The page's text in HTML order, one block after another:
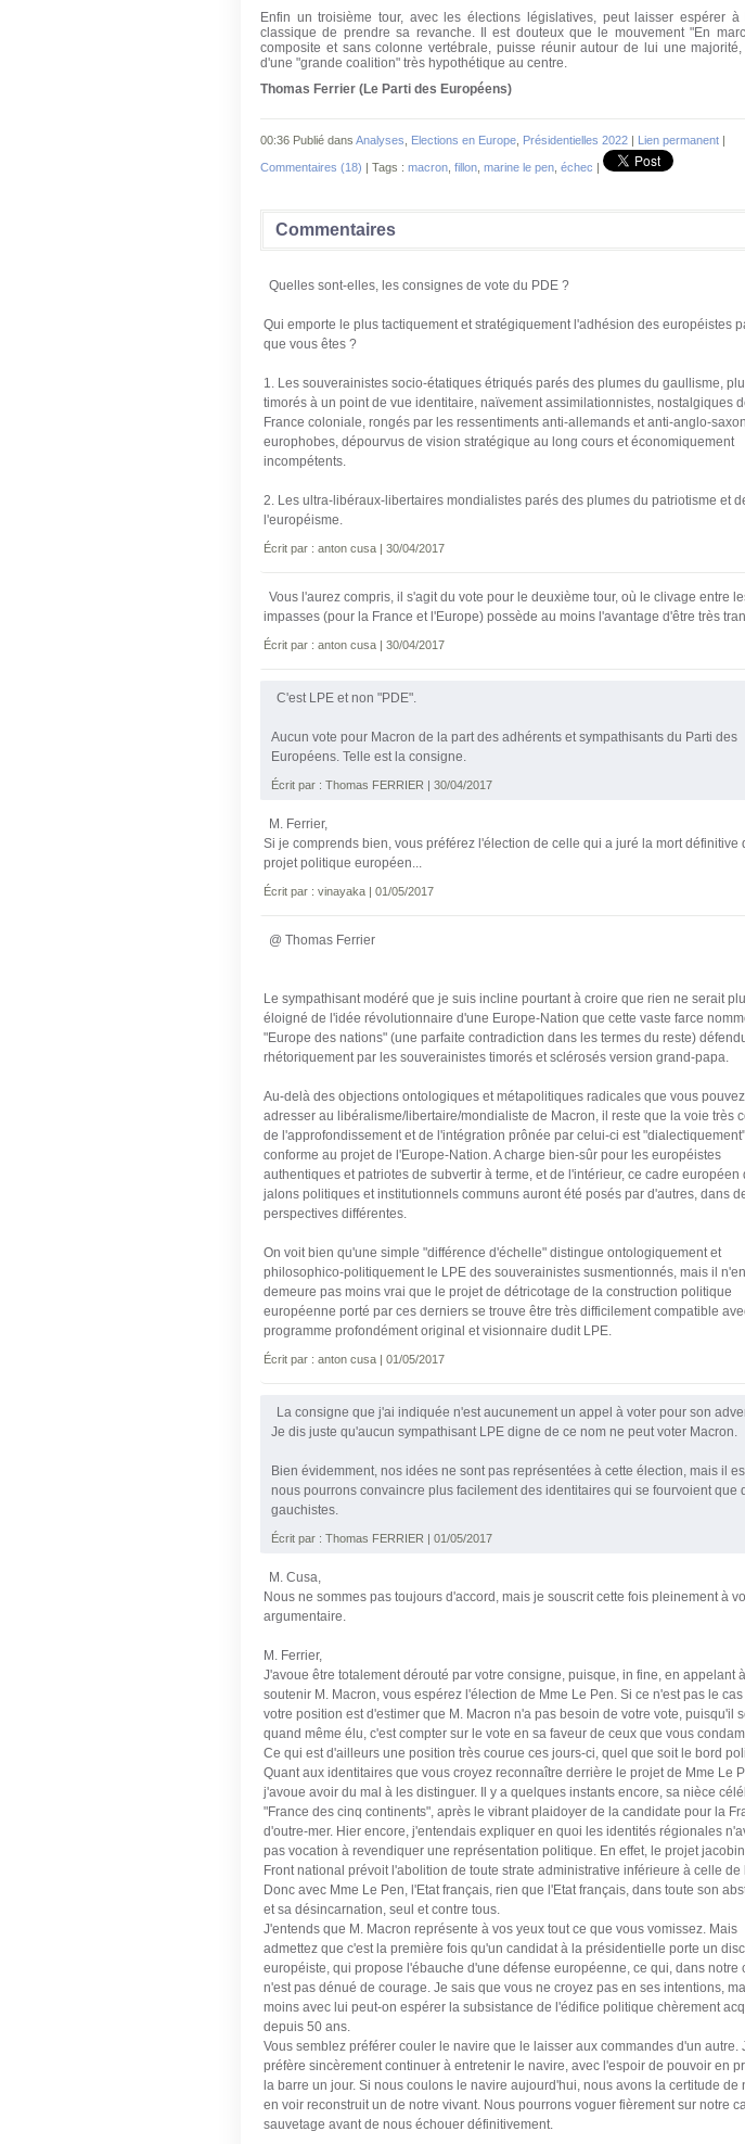
Enfin un troisième tour, avec les élections législatives, peut laisser espérer à
classique de prendre sa revanche. Il est douteux que le mouvement "En
composite et sans colonne vertébrale, puisse réunir autour de lui une
d'une "grande coalition" très hypothétique au centre.
Thomas Ferrier (Le Parti des Européens)
00:36 Publié dans Analyses Elections en Europe Présidentielles 2022 | Lien permanent |
Commentaires (18) | Tags : macron fillon marine le pen échec |
Commentaires
Quelles sont-elles, les consignes de vote du PDE ?
Qui emporte le plus tactiquement et stratégiquement l'adhésion des européistes
que vous êtes ?
1. Les souverainistes socio-étatiques étriqués parés des plumes du gaullisme,
timorés à un point de vue identitaire, naïvement assimilationnistes, nostalgiques
France coloniale, rongés par les ressentiments anti-allemands et anti-anglo-
europhobes, dépourvus de vision stratégique au long cours et économiquement
incompétents.
2. Les ultra-libéraux-libertaires mondialistes parés des plumes du patriotisme et
l'européisme.
Écrit par : anton cusa | 30/04/2017
Vous l'aurez compris, il s'agit du vote pour le deuxième tour, où le clivage entre
impasses (pour la France et l'Europe) possède au moins l'avantage d'être très
Écrit par : anton cusa | 30/04/2017
C'est LPE et non "PDE".
Aucun vote pour Macron de la part des adhérents et sympathisants du Parti des
Européens. Telle est la consigne.
Écrit par : Thomas FERRIER | 30/04/2017
M. Ferrier,
Si je comprends bien, vous préférez l'élection de celle qui a juré la mort définitive
projet politique européen...
Écrit par : vinayaka | 01/05/2017
@ Thomas Ferrier
Le sympathisant modéré que je suis incline pourtant à croire que rien ne serait
éloigné de l'idée révolutionnaire d'une Europe-Nation que cette vaste farce
"Europe des nations" (une parfaite contradiction dans les termes du reste)
rhétoriquement par les souverainistes timorés et sclérosés version grand-papa.
Au-delà des objections ontologiques et métapolitiques radicales que vous pouvez
adresser au libéralisme/libertaire/mondialiste de Macron, il reste que la voie très
de l'approfondissement et de l'intégration prônée par celui-ci est
conforme au projet de l'Europe-Nation. A charge bien-sûr pour les européistes
authentiques et patriotes de subvertir à terme, et de l'intérieur, ce cadre européen
jalons politiques et institutionnels communs auront été posés par d'autres, dans
perspectives différentes.
On voit bien qu'une simple "différence d'échelle" distingue ontologiquement et
philosophico-politiquement le LPE des souverainistes susmentionnés, mais il n'en
demeure pas moins vrai que le projet de détricotage de la construction politique
européenne porté par ces derniers se trouve être très difficilement compatible
programme profondément original et visionnaire dudit LPE.
Écrit par : anton cusa | 01/05/2017
La consigne que j'ai indiquée n'est aucunement un appel à voter pour son
Je dis juste qu'aucun sympathisant LPE digne de ce nom ne peut voter Macron.
Bien évidemment, nos idées ne sont pas représentées à cette élection, mais il
nous pourrons convaincre plus facilement des identitaires qui se fourvoient que
gauchistes.
Écrit par : Thomas FERRIER | 01/05/2017
M. Cusa,
Nous ne sommes pas toujours d'accord, mais je souscrit cette fois pleinement à
argumentaire.
M. Ferrier,
J'avoue être totalement dérouté par votre consigne, puisque, in fine, en appelant
soutenir M. Macron, vous espérez l'élection de Mme Le Pen. Si ce n'est pas le cas
votre position est d'estimer que M. Macron n'a pas besoin de votre vote, puisqu'il
quand même élu, c'est compter sur le vote en sa faveur de ceux que vous
Ce qui est d'ailleurs une position très courue ces jours-ci, quel que soit le bord
Quant aux identitaires que vous croyez reconnaître derrière le projet de Mme Le
j'avoue avoir du mal à les distinguer. Il y a quelques instants encore, sa nièce
"France des cinq continents", après le vibrant plaidoyer de la candidate pour la
d'outre-mer. Hier encore, j'entendais expliquer en quoi les identités régionales
pas vocation à revendiquer une représentation politique. En effet, le projet
Front national prévoit l'abolition de toute strate administrative inférieure à celle de
Donc avec Mme Le Pen, l'Etat français, rien que l'Etat français, dans toute son
et sa désincarnation, seul et contre tous.
J'entends que M. Macron représente à vos yeux tout ce que vous vomissez. Mais
admettez que c'est la première fois qu'un candidat à la présidentielle porte un
européiste, qui propose l'ébauche d'une défense européenne, ce qui, dans notre
n'est pas dénué de courage. Je sais que vous ne croyez pas en ses intentions,
moins avec lui peut-on espérer la subsistance de l'édifice politique chèrement
depuis 50 ans.
Vous semblez préférer couler le navire que le laisser aux commandes d'un autre.
préfère sincèrement continuer à entretenir le navire, avec l'espoir de pouvoir en
la barre un jour. Si nous coulons le navire aujourd'hui, nous avons la certitude de
en voir reconstruit un de notre vivant. Nous pourrons voguer fièrement sur notre
sauvetage avant de nous échouer définitivement.